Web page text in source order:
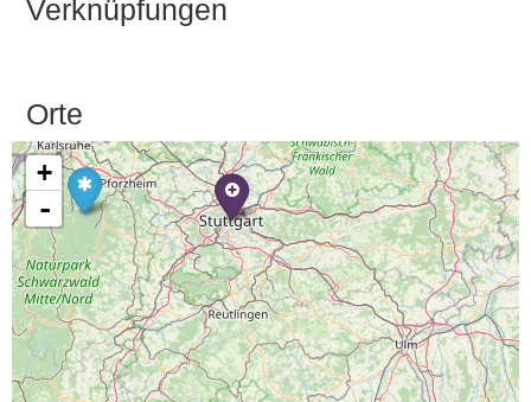
Verknüpfungen
Orte
+
-